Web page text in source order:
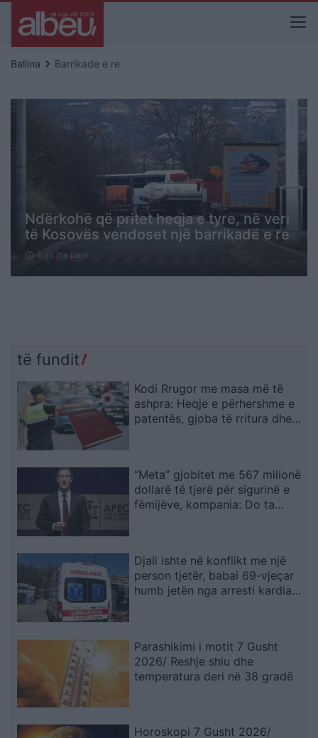
Ballina keyboard_arrow_right Barrikade e re
Ndërkohë që pritet heqja e tyre, në veri
të Kosovës vendoset një barrikadë e re
schedule 4 vit me parë
të fundit
Kodi Rrugor me masa më të
ashpra: Heqje e përhershme e
patentës, gjoba të rritura dhe
“Meta” gjobitet me 567 milionë
dollarë të tjerë për sigurinë e
fëmijëve, kompania: Do ta
Djali ishte në konflikt me një
person tjetër, babai 69-vjeçar
humb jetën nga arresti kardiak
Parashikimi i motit 7 Gusht
2026/ Reshje shiu dhe
temperatura deri në 38 gradë
Horoskopi 7 Gusht 2026/